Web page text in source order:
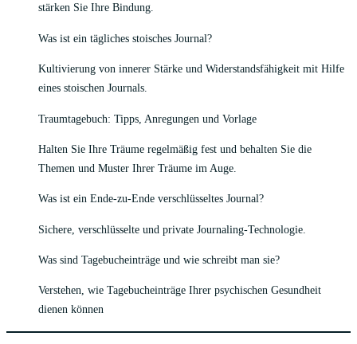
stärken Sie Ihre Bindung.
Was ist ein tägliches stoisches Journal?
Kultivierung von innerer Stärke und Widerstandsfähigkeit mit Hilfe
eines stoischen Journals.
Traumtagebuch: Tipps, Anregungen und Vorlage
Halten Sie Ihre Träume regelmäßig fest und behalten Sie die
Themen und Muster Ihrer Träume im Auge.
Was ist ein Ende-zu-Ende verschlüsseltes Journal?
Sichere, verschlüsselte und private Journaling-Technologie.
Was sind Tagebucheinträge und wie schreibt man sie?
Verstehen, wie Tagebucheinträge Ihrer psychischen Gesundheit
dienen können